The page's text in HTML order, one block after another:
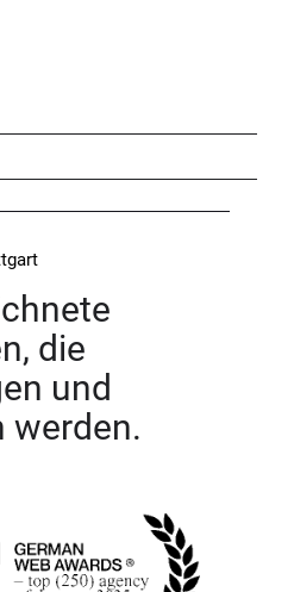
die
und
werden.